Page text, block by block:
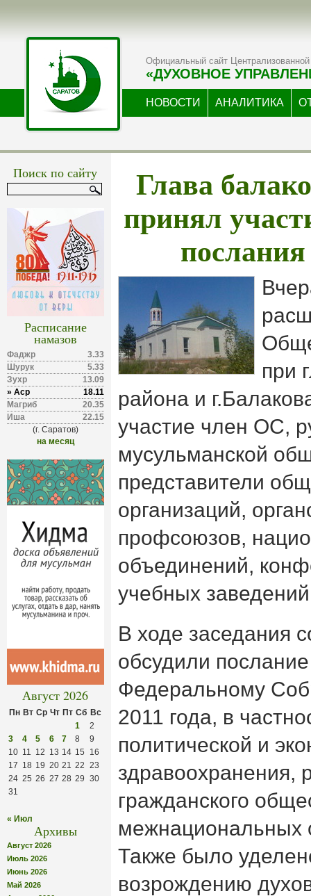
Официальный сайт Централизованной
«ДУХОВНОЕ
НОВОСТИ АНАЛИТИКА
Поиск по сайту
Расписание
намазов
Фаджр
3.33
Шурук
5.33
Зухр
13.09
» Аср
18.11
Магриб
20.35
Иша
22.15
(г. Саратов)
на месяц
Август 2026
Пн Вт Ср Чт Пт Сб Вс
1
2
3
4 5 6 7 8
9
10 11 12 13 14 15
16
17 18 19 20 21 22 23
24 25 26 27 28 29 30
31
« Июл
Архивы
Август 2026
Июль 2026
Июнь 2026
Май 2026
Глава
принял
при
района и
участие член ОС,
мусульманской
представители
организаций,
профсоюзов,
объединений,
учебных
В ходе заседания
обсудили
Федеральному
2011 года, в
политической и
здравоохранения,
гражданского
межнациональных
Также было
возрождению